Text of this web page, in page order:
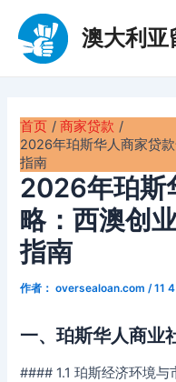
澳大利亚
首页
商家贷款
2026年珀斯华人商家贷
指南
2026年珀斯
略：西澳创
指南
作者： oversealoan.com/11
一、珀斯华人商业
#### 1.1 珀斯经济环境与